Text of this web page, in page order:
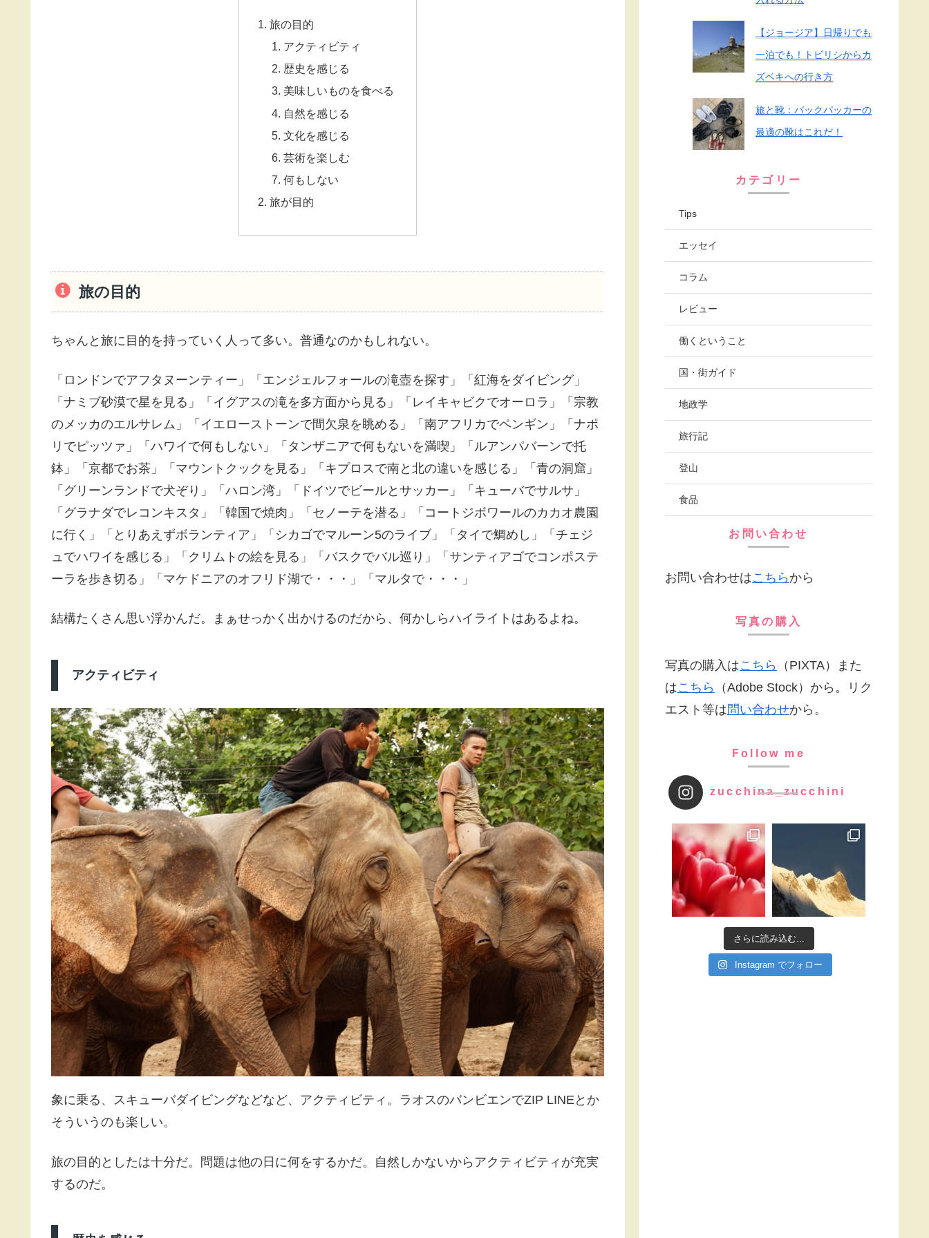
旅の目的
アクティビティ
歴史を感じる
美味しいものを食べる
自然を感じる
文化を感じる
芸術を楽しむ
何もしない
旅が目的
旅の目的
ちゃんと旅に目的を持っていく人って多い。普通なのかもしれない。
「ロンドンでアフタヌーンティー」「エンジェルフォールの滝壺を探す」「紅海をダイビング」
「ナミブ砂漠で星を見る」「イグアスの滝を多方面から見る」「レイキャビクでオーロラ」「宗教
のメッカのエルサレム」「イエローストーンで間欠泉を眺める」「南アフリカでペンギン」「ナポ
リでピッツァ」「ハワイで何もしない」「タンザニアで何もないを満喫」「ルアンパバーンで托
鉢」「京都でお茶」「マウントクックを見る」「キプロスで南と北の違いを感じる」「青の洞窟」
「グリーンランドで犬ぞり」「ハロン湾」「ドイツでビールとサッカー」「キューバでサルサ」
「グラナダでレコンキスタ」「韓国で焼肉」「セノーテを潜る」「コートジボワールのカカオ農園
に行く」「とりあえずボランティア」「シカゴでマルーン5のライブ」「タイで鯛めし」「チェジ
ュでハワイを感じる」「クリムトの絵を見る」「バスクでバル巡り」「サンティアゴでコンポステ
ーラを歩き切る」「マケドニアのオフリド湖で・・・」「マルタで・・・」
結構たくさん思い浮かんだ。まぁせっかく出かけるのだから、何かしらハイライトはあるよね。
アクティビティ
象に乗る、スキューバダイビングなどなど、アクティビティ。ラオスのバンビエンでZIP LINEとか
そういうのも楽しい。
旅の目的としたは十分だ。問題は他の日に何をするかだ。自然しかないからアクティビティが充実
するのだ。
【ジョージア】日帰りでも
一泊でも！トビリシからカ
ズベキへの行き方
旅と靴：バックパッカーの
最適の靴はこれだ！
カテゴリー
Tips
エッセイ
コラム
レビュー
働くということ
国・街ガイド
地政学
旅行記
登山
食品
お問い合わせ
お問い合わせはこちら から
写真の購入
写真の購入はこちら
（PIXTA）また
はこちら
（Adobe Stock）から。リク
エスト等は問い合わせから。
Follow me
zucchina_zucchini
さらに読み込む...
Instagram でフォロー